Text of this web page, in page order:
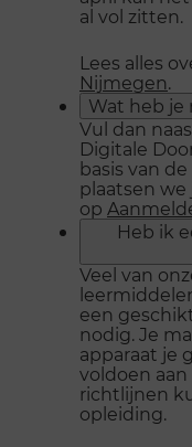
al vol zitten.
Lees alles
Nijmegen.
Wat heb je
Vul dan
Digitale
basis van
plaatsen we
op
Heb ik
Veel van
een
nodig. Je
apparaat je
voldoen
richtlijnen
opleiding.